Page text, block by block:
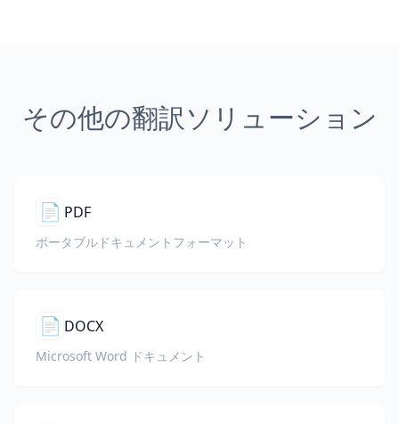
その他の翻訳ソリューション
📄 PDF
ポータブルドキュメントフォーマット
📄 DOCX
Microsoft Word ドキュメント